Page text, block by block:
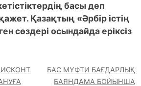
басы деп
Қазақтың «Әрбір істің
сөздері осындайда еріксіз
БАС МҮФТИ БАҒДАРЛЫҚ
БАЯНДАМА БОЙЫНША